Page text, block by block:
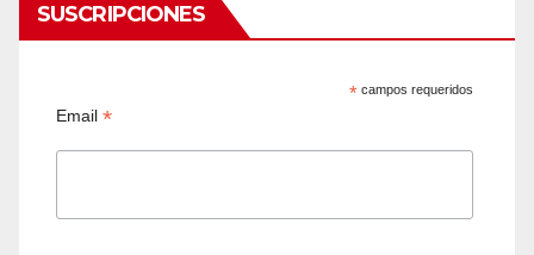
SUSCRIPCIONES
* campos requeridos
Email*